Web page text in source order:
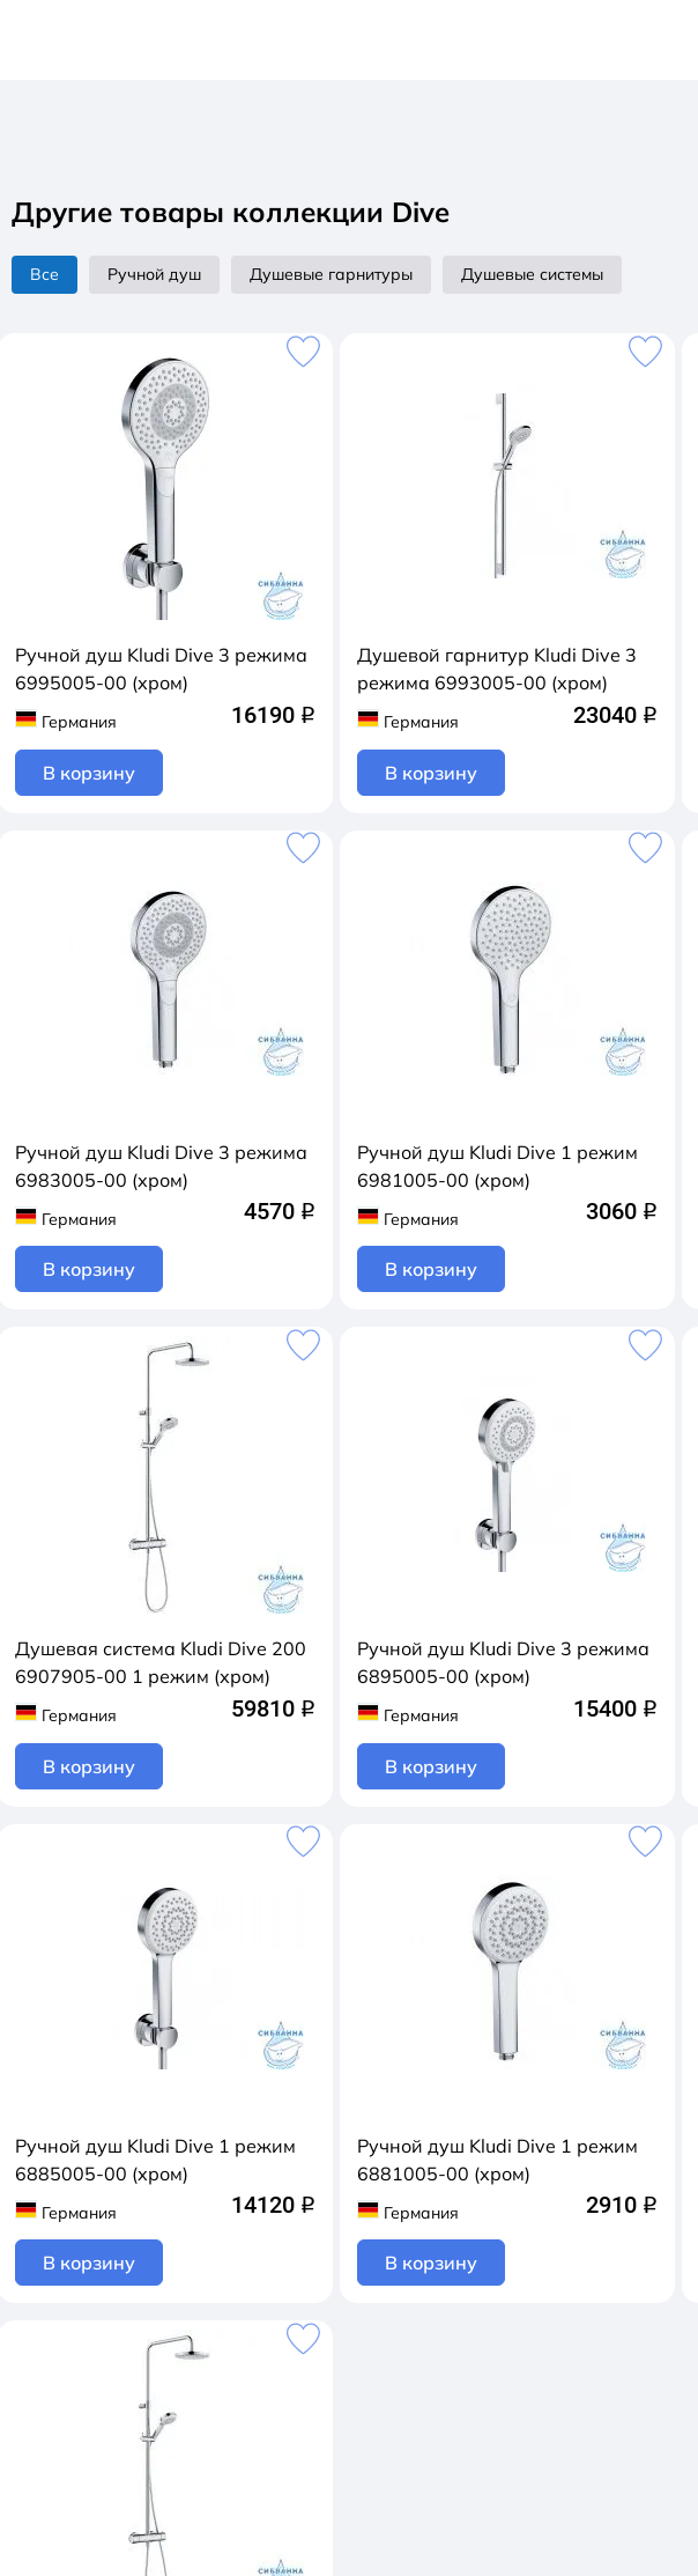
Другие товары коллекции Dive
Все Ручной душ Душевые гарнитуры Душевые системы
Ручной душ Kludi Dive 3 режима
6995005-00 (хром)
Германия 16190 q
В корзину
Душевой гарнитур Kludi Dive 3
режима 6993005-00 (хром)
Германия 23040 q
В корзину
Ручной душ Kludi Dive 3 режима
6983005-00 (хром)
Германия 4570 q
В корзину
Ручной душ Kludi Dive 1 режим
6981005-00 (хром)
Германия 3060 q
В корзину
Душевая система Kludi Dive 200
6907905-00 1 режим (хром)
Германия 59810 q
В корзину
Ручной душ Kludi Dive 3 режима
6895005-00 (хром)
Германия 15400 q
В корзину
Ручной душ Kludi Dive 1 режим
6885005-00 (хром)
Германия 14120 q
В корзину
Ручной душ Kludi Dive 1 режим
6881005-00 (хром)
Германия 2910 q
В корзину